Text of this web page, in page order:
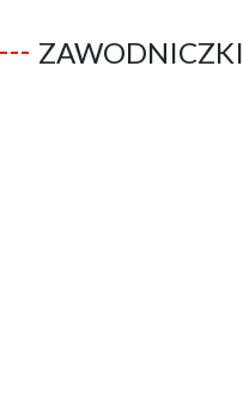
ZAWODNICZKI